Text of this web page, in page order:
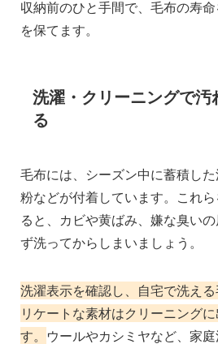
収納前のひと手間で、毛布の寿
を保てます。
洗濯・クリーニングで
る
毛布には、シーズン中に蓄積し
粉などが付着しています。これ
ると、カビや黄ばみ、嫌な臭い
ず洗ってからしまいましょう。
洗濯表示を確認し、自宅で洗え
リケートな素材はクリーニング
す。 ウールやカシミヤなど、家